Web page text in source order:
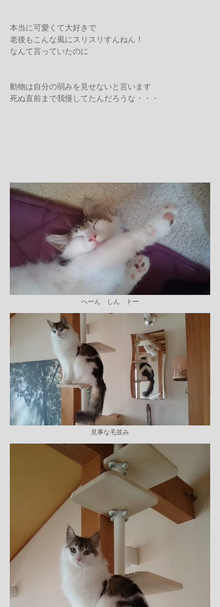
本当に可愛くて大好きで
老後もこんな風にスリスリすんねん！
なんて言っていたのに
動物は自分の弱みを見せないと言います
死ぬ直前まで我慢してたんだろうな・・・
へーん しん トー
見事な毛並み